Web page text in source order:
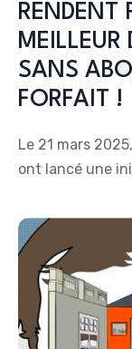
RENDENT
MEILLEUR
SANS
FORFAIT !
Le 21 mars
ont lancé une